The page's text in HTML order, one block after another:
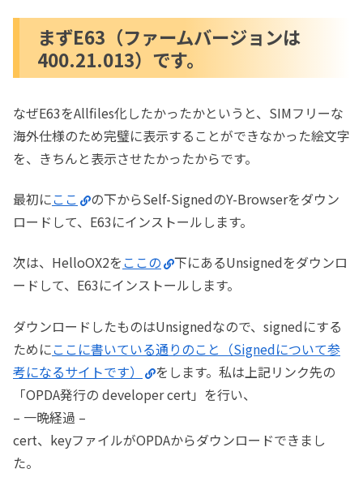
まずE63（ファームバージョンは
400.21.013）です。
なぜE63をAllfiles化したかったかというと、SIMフリーな
海外仕様のため完璧に表示することができなかった絵文字
を、きちんと表示させたかったからです。
最初にここ
の下からSelf-SignedのY-Browserをダウン
ロードして、E63にインストールします。
次は、HelloOX2をここの
下にあるUnsignedをダウンロ
ードして、E63にインストールします。
ダウンロードしたものはUnsignedなので、signedにする
ためにここに書いている通りのこと（Signedについて参
考になるサイトです）
をします。私は上記リンク先の
「OPDA発行の developer cert」を行い、
– 一晩経過 –
cert、keyファイルがOPDAからダウンロードできまし
た。